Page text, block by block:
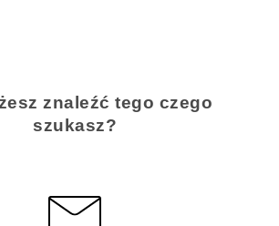
znaleźć tego czego
szukasz?